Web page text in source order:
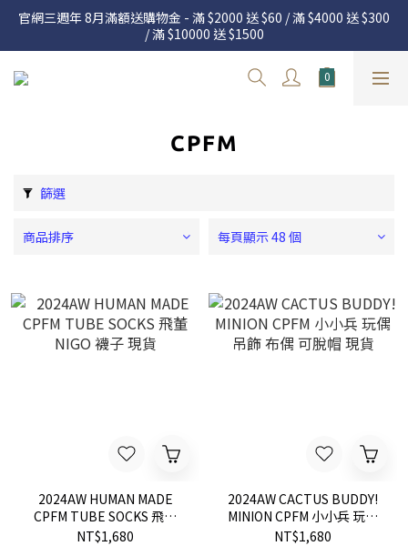
官網三週年 8月滿額送購物金 - 滿 $2000 送 $60 / 滿 $4000 送 $300
/ 滿 $10000 送 $1500
官網三週年 8月滿額送購物金 - 滿 $2000 送 $60 / 滿 $4000 送 $300
/ 滿 $10000 送 $1500
7.22 – 8.13 日本連線中，絕對讓你買到爆
度請詳閱公告
CPFM
篩選
商品排序 每頁顯示 48 個
2024AW HUMAN MADE
CPFM TUBE SOCKS 飛董
NIGO 襪子 現貨
NT$1,680
2024AW CACTUS BUDDY!
MINION CPFM 小小兵 玩偶
吊飾 布偶 可脫帽 現貨
NT$1,680